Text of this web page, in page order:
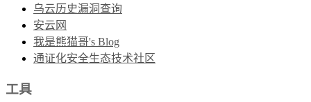
乌云历史漏洞查询
安云网
我是熊猫哥's Blog
通证化安全生态技术社区
工具